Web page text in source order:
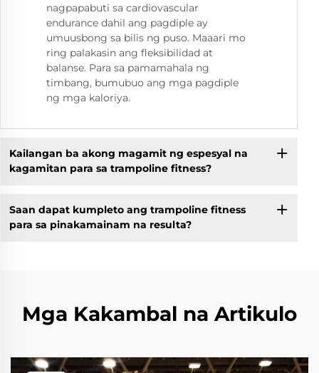
nagpapabuti sa cardiovascular
endurance dahil ang pagdiple ay
umuusbong sa bilis ng puso. Maaari mo
ring palakasin ang fleksibilidad at
balanse. Para sa pamamahala ng
timbang, bumubuo ang mga pagdiple
ng mga kaloriya.
Kailangan ba akong magamit ng espesyal na
kagamitan para sa trampoline fitness?
Saan dapat kumpleto ang trampoline fitness
para sa pinakamainam na resulta?
Mga Kakambal na Artikulo